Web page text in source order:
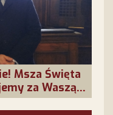
Msza Święta
za Waszą